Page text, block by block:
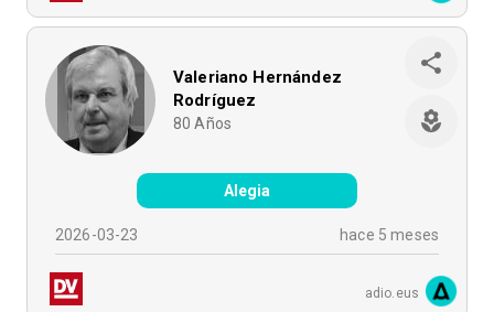
Valeriano Hernández
Rodríguez
80 Años
Alegia
2026-03-23 hace 5 meses
adio.eus